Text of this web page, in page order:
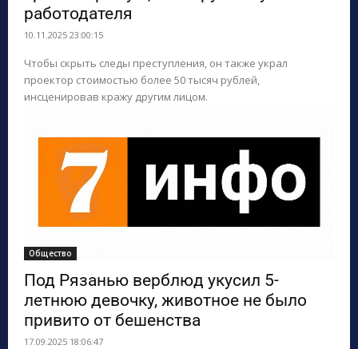
работодателя
10.11.2025 23:00:15
Чтобы скрыть следы преступления, он также украл
проектор стоимостью более 50 тысяч рублей,
инсценировав кражу другим лицом.
Общество
Под Рязанью верблюд укусил 5-
летнюю девочку, животное не было
привито от бешенства
17.09.2025 18:06:47